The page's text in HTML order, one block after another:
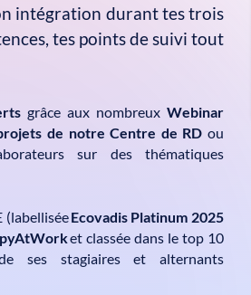
intégration durant tes trois
tes points de suivi tout
grâce aux nombreuxWebinar
de notre Centre de RDou
sur des thématiques
(labelliséeEcovadis Platinum 2025
et classée dans le top 10
ses stagiaires et alternants